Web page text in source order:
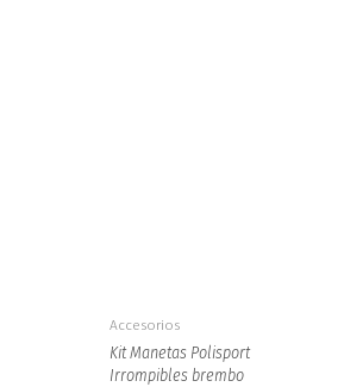
Accesorios
Kit Manetas Polisport
Irrompibles brembo